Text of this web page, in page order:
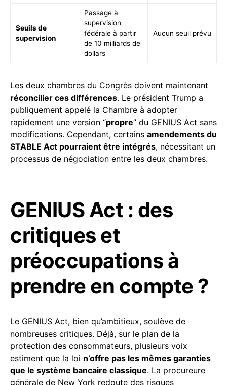
Seuils de
supervision
Passage à
supervision
fédérale à partir
de 10 milliards de
dollars
Aucun seuil prévu
Les deux chambres du Congrès doivent maintenant
réconcilier ces différences. Le président Trump a
publiquement appelé la Chambre à adopter
rapidement une version “propre” du GENIUS Act sans
modifications. Cependant, certains amendements du
STABLE Act pourraient être intégrés, nécessitant un
processus de négociation entre les deux chambres.
GENIUS Act : des
critiques et
préoccupations à
prendre en compte ?
Le GENIUS Act, bien qu’ambitieux, soulève de
nombreuses critiques. Déjà, sur le plan de la
protection des consommateurs, plusieurs voix
estiment que la loi n’offre pas les mêmes garanties
que le système bancaire classique. La procureure
générale de New York redoute des risques